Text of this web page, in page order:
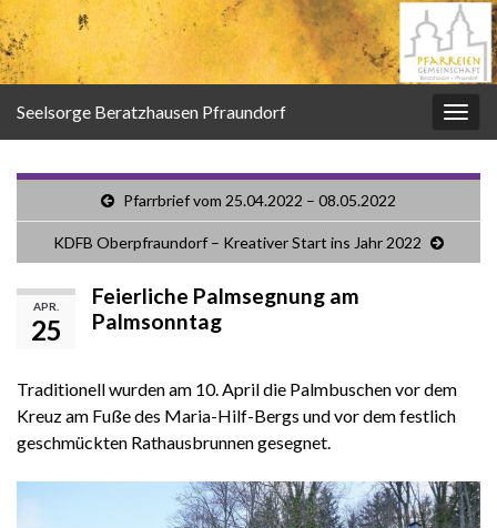
Seelsorge Beratzhausen Pfraundorf
Pfarrbrief vom 25.04.2022 – 08.05.2022
KDFB Oberpfraundorf – Kreativer Start ins Jahr 2022
APR.
25
Feierliche Palmsegnung am
Palmsonntag
Traditionell wurden am 10. April die Palmbuschen vor dem
Kreuz am Fuße des Maria-Hilf-Bergs und vor dem festlich
geschmückten Rathausbrunnen gesegnet.